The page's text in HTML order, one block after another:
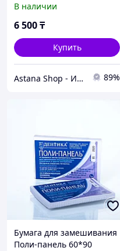
В наличии
6 500₸
Купить
Astana Shop - Интернет Магазин 89%
Бумага для замешивания
Поли-панель 60*90